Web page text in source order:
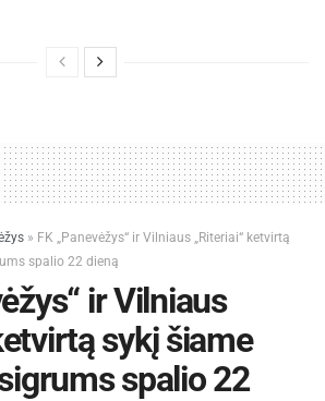
» FK „Panevėžys“ ir Vilniaus „Riteriai“ ketvirtą
spalio 22 dieną
ir Vilniaus
sykį šiame
spalio 22